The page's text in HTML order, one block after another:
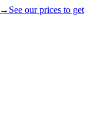
→ See our prices to get